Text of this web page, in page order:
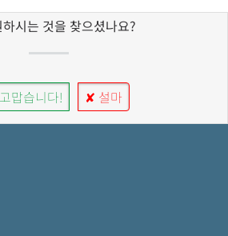
시는 것을 찾으셨나요?
맙습니다! ✘ 설마